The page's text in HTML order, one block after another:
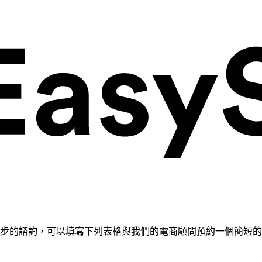
的諮詢，可以填寫下列表格與我們的電商顧問預約一個簡短